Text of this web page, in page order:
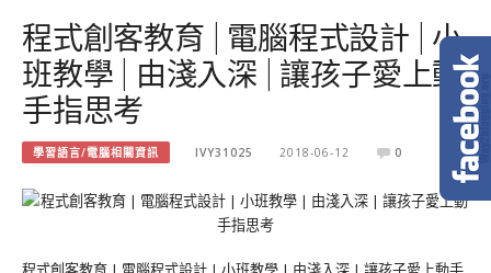
程式創客教育 | 電腦程式設計 | 小
班教學 | 由淺入深 | 讓孩子愛上動
手指思考
學習語言/電腦相關資訊 IVY31025 2018-06-12 0